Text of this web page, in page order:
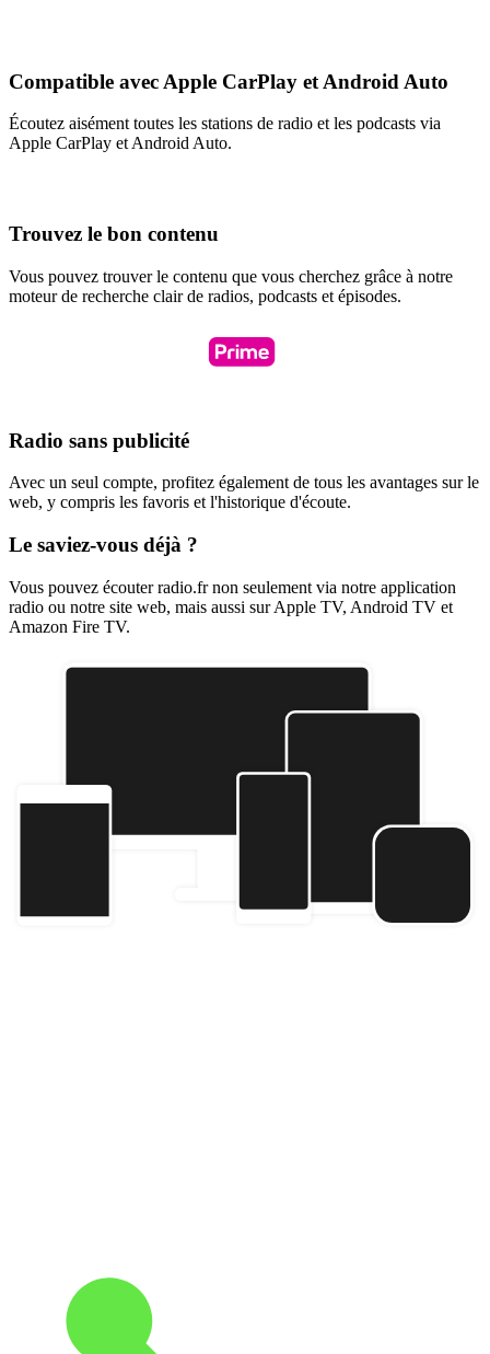
Compatible avec Apple CarPlay et Android Auto
Écoutez aisément toutes les stations de radio et les podcasts via
Apple CarPlay et Android Auto.
Trouvez le bon contenu
Vous pouvez trouver le contenu que vous cherchez grâce à notre
moteur de recherche clair de radios, podcasts et épisodes.
Radio sans publicité
Avec un seul compte, profitez également de tous les avantages sur le
web, y compris les favoris et l'historique d'écoute.
Le saviez-vous déjà ?
Vous pouvez écouter radio.fr non seulement via notre application
radio ou notre site web, mais aussi sur Apple TV, Android TV et
Amazon Fire TV.